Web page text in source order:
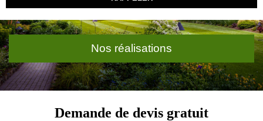
Nos réalisations
Demande de devis gratuit